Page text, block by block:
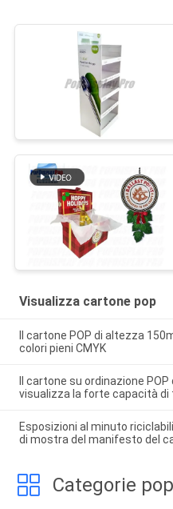
Visualizza cartone pop
Il cartone POP di altezza
colori pieni CMYK
Il cartone su ordinazione
visualizza la forte capacità di
Esposizioni al minuto
di mostra del manifesto del
Categorie